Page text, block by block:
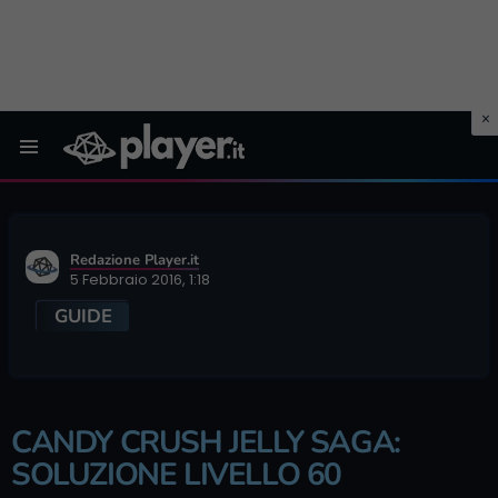
Redazione Player.it
5 Febbraio 2016, 1:18
GUIDE
CANDY CRUSH JELLY SAGA:
SOLUZIONE LIVELLO 60